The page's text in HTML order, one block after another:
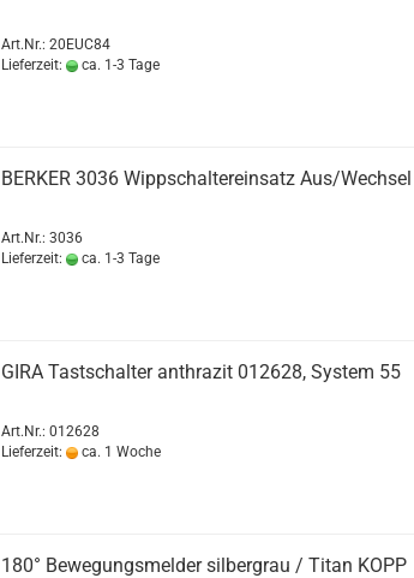
Art.Nr.: 20EUC84
Lieferzeit:
ca. 1-3 Tage
BERKER 3036 Wippschaltereinsatz Aus/Wechsel
Art.Nr.: 3036
Lieferzeit:
ca. 1-3 Tage
GIRA Tastschalter anthrazit 012628, System 55
Art.Nr.: 012628
Lieferzeit:
ca. 1 Woche
180° Bewegungsmelder silbergrau / Titan KOPP